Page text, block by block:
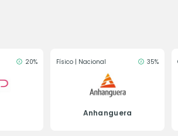
20% Físico | Nacional 35%
Anhanguera